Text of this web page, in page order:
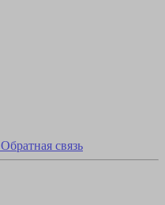
Обратная связь